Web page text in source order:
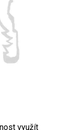
využít